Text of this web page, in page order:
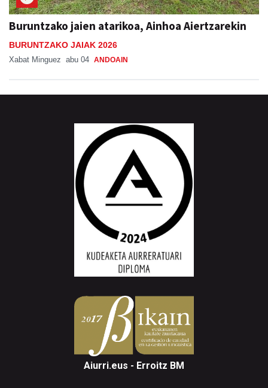
Buruntzako jaien atarikoa, Ainhoa Aiertzarekin
BURUNTZAKO JAIAK 2026
Xabat Minguez abu 04 ANDOAIN
Aiurri.eus - Erroitz BM